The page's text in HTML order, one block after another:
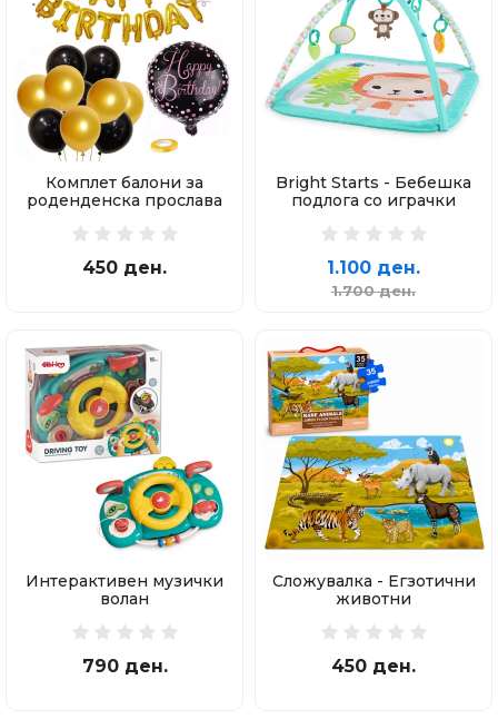
Комплет балони за
роденденска прослава
450 ден.
Bright Starts - Бебешка
подлога со играчки
1.100 ден.
1.700 ден.
Интерактивен музички
волан
790 ден.
Сложувалка - Егзотични
животни
450 ден.